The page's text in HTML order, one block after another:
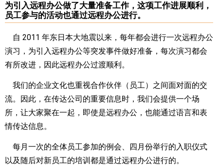
为引入远程办公做了大量准备工作，这项工作进展顺利，
员工参与的活动也通过远程办公进行。
自 2011 年东日本大地震以来，每年都会进行一次远程办公
演习，为引入远程办公等突发事件做好准备，每次演习都会
有所改进，因此远程办公过渡顺利。
我们的企业文化也重视合作伙伴（员工）之间面对面的交
流。因此，在传达公司的重要信息时，我们会提供一个场
所，让大家聚在一起，即使是远程办公，也能通过语言和表
情传达信息。
每月一次的全体员工参加的例会、四月份举行的入职仪式
以及随后对新员工的培训都是通过远程办公进行的。